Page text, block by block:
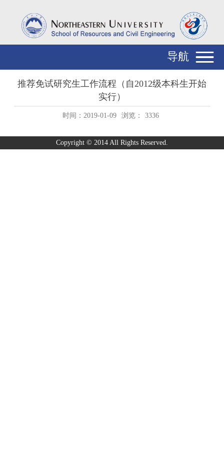
导航
推荐免试研究生工作流程（自2012级本科生开始
实行）
时间：2019-01-09 浏览： 3336
Copyright © 2014 All Rights Reserved.